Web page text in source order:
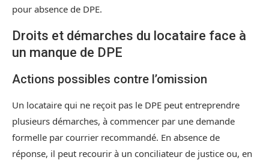
pour absence de DPE.
Droits et démarches du locataire face à
un manque de DPE
Actions possibles contre l’omission
Un locataire qui ne reçoit pas le DPE peut entreprendre
plusieurs démarches, à commencer par une demande
formelle par courrier recommandé. En absence de
réponse, il peut recourir à un conciliateur de justice ou, en